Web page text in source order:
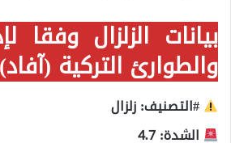
بيانات الزلزال وفقا
والطوارئ التركية (آفاد)
#التصنيف: زلزال
الشدة: 4.7